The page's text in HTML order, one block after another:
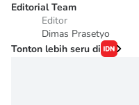
Editorial Team
Editor
Dimas Prasetyo
Tonton lebih seru di